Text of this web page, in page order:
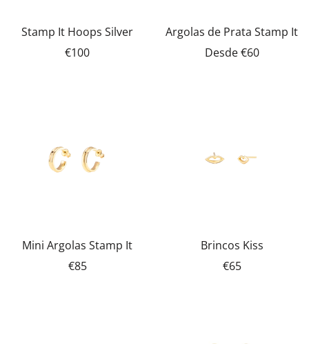
Stamp It Hoops Silver
€100
Argolas de Prata Stamp It
Desde€60
Mini Argolas Stamp It
€85
Brincos Kiss
€65